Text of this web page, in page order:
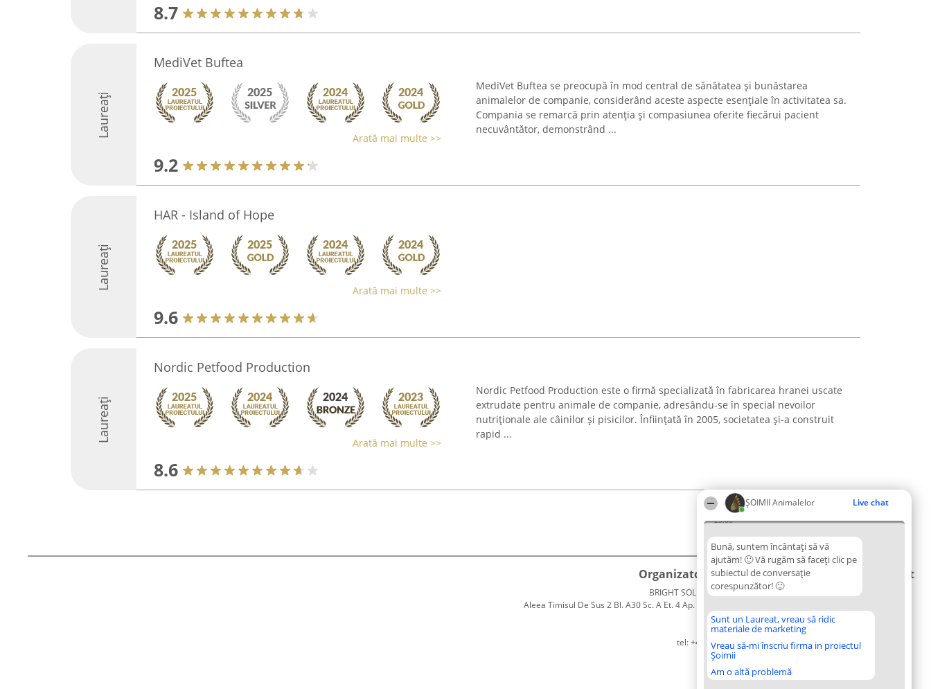
ŞOIMII Animalelor Live chat
23:00
Bună, suntem încântați să vă
ajutăm! 🙂 Vă rugăm să faceți clic pe
subiectul de conversație
corespunzător! 🙂
Sunt un Laureat, vreau să ridic
materiale de marketing
Vreau să-mi înscriu firma in proiectul
Șoimii
Am o altă problemă
8.7
Laureați
MediVet Buftea
Arată mai multe >>
9.2
MediVet Buftea se preocupă în mod central de sănătatea și bunăstarea
animalelor de companie, considerând aceste aspecte esențiale în activitatea sa.
Compania se remarcă prin atenția și compasiunea oferite fiecărui pacient
necuvântător, demonstrând ...
Laureați
HAR - Island of Hope
Arată mai multe >>
9.6
Laureați
Nordic Petfood Production
Arată mai multe >>
8.6
Nordic Petfood Production este o firmă specializată în fabricarea hranei uscate
extrudate pentru animale de companie, adresându-se în special nevoilor
nutriționale ale câinilor și pisicilor. Înființată în 2005, societatea și-a construit
rapid ...
Organizator Ranking
BRIGHT SOLUTIONS BR SRL
Aleea Timisul De Sus 2 Bl. A30 Sc. A Et. 4 Ap. 13 Cod 061952
București
CUI 36737675
tel: +40 770 990 492
Plebiscyt
Tuturor
Laureaților
Reguli
confidențialitate
Contact